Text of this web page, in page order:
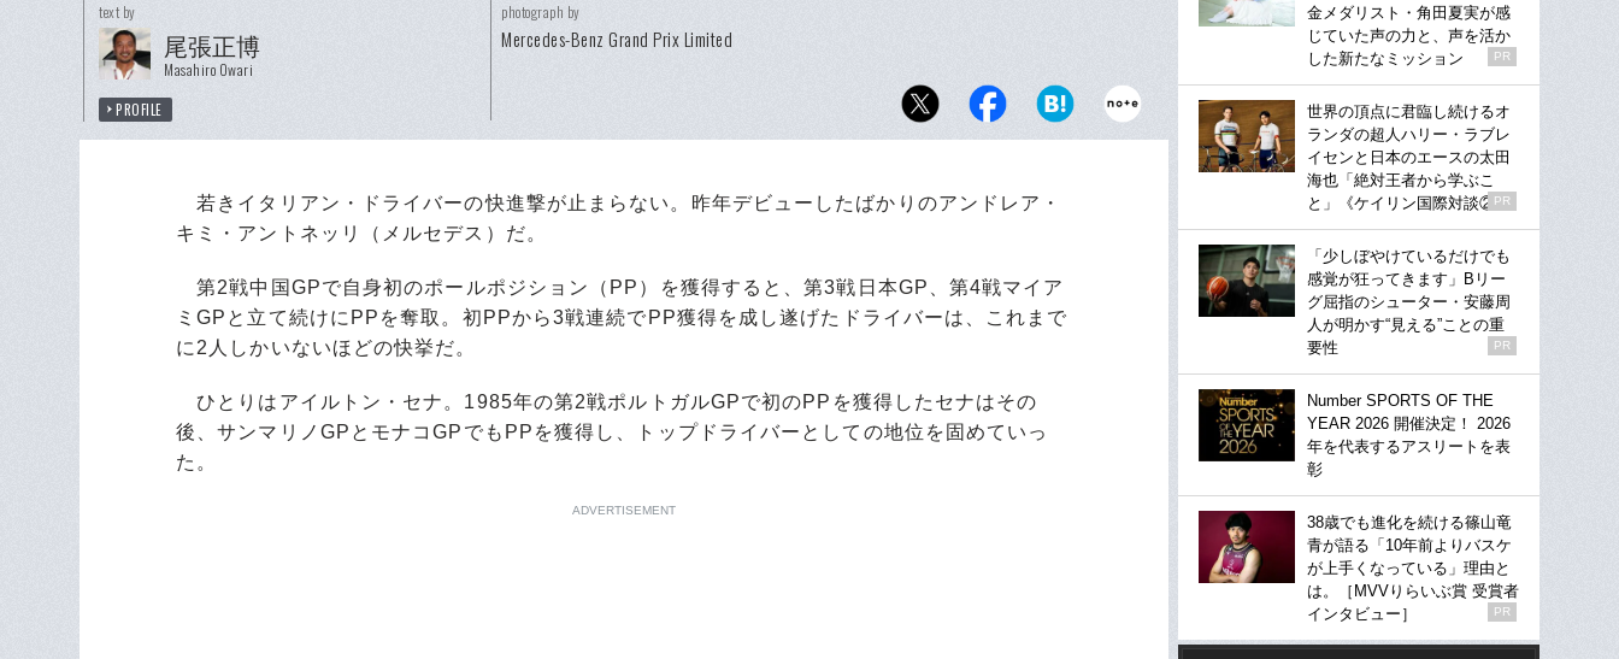
text by
尾張正博
Masahiro Owari
PROFILE
photograph by
Mercedes-Benz Grand Prix Limited
若きイタリアン・ドライバーの快進撃が止まらない。昨年デビューしたばかりのアンドレア・
キミ・アントネッリ（メルセデス）だ。
第2戦中国GPで自身初のポールポジション（PP）を獲得すると、第3戦日本GP、第4戦マイア
ミGPと立て続けにPPを奪取。初PPから3戦連続でPP獲得を成し遂げたドライバーは、これまで
に2人しかいないほどの快挙だ。
ひとりはアイルトン・セナ。1985年の第2戦ポルトガルGPで初のPPを獲得したセナはその
後、サンマリノGPとモナコGPでもPPを獲得し、トップドライバーとしての地位を固めていっ
た。
ADVERTISEMENT
金メダリスト・角田夏実が感
じていた声の力と、声を活か
した新たなミッション
PR
世界の頂点に君臨し続けるオ
ランダの超人ハリー・ラブレ
イセンと日本のエースの太田
海也「絶対王者から学ぶこ
と」《ケイリン国際対談②》
PR
「少しぼやけているだけでも
感覚が狂ってきます」Bリー
グ屈指のシューター・安藤周
人が明かす“見える”ことの重
要性
PR
Number SPORTS OF THE
YEAR 2026 開催決定！ 2026
年を代表するアスリートを表
彰
38歳でも進化を続ける篠山竜
青が語る「10年前よりバスケ
が上手くなっている」理由と
は。［MVVりらいぶ賞 受賞者
インタビュー］
PR